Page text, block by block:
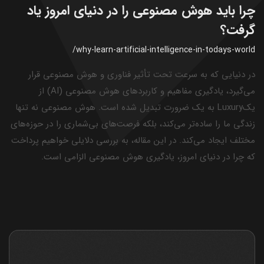
چرا باید هوش مصنوعی را در دنیای امروز یاد
گرفت؟
/why-learn-artificial-intelligence-in-todays-world
در دنیایی که به سرعت تحت تأثیر فناوری و هوش مصنوعی قرار
می‌گیرد، یادگیری مفاهیم و کاربردهای هوش مصنوعی (AI) از
یکLuxury به یک ضرورت تبدیل شده است. هوش مصنوعی نه تنها
زندگی ما را ساده‌تر می‌کند، بلکه فرصت‌های بی‌شماری را در حوزه‌های
مختلف ایجاد می‌کند. در این مقاله، به بررسی دلایلی خواهیم پرداخت
که چرا در دنیای امروز، یادگیری هوش مصنوعی الزامی است.